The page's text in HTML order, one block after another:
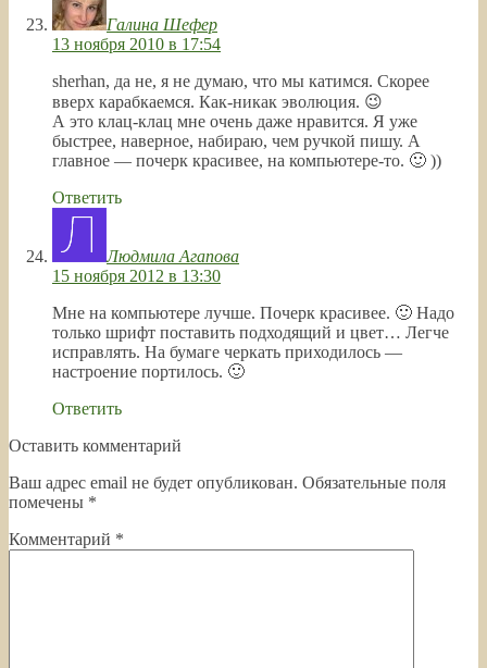
Галина Шефер
13 ноября 2010 в 17:54
sherhan, да не, я не думаю, что мы катимся. Скорее
вверх карабкаемся. Как-никак эволюция. 😉
А это клац-клац мне очень даже нравится. Я уже
быстрее, наверное, набираю, чем ручкой пишу. А
главное — почерк красивее, на компьютере-то. 🙂 ))
Ответить
Людмила Агапова
15 ноября 2012 в 13:30
Мне на компьютере лучше. Почерк красивее. 🙂 Надо
только шрифт поставить подходящий и цвет… Легче
исправлять. На бумаге черкать приходилось —
настроение портилось. 🙂
Ответить
Оставить комментарий
Ваш адрес email не будет опубликован. Обязательные поля
помечены *
Комментарий *